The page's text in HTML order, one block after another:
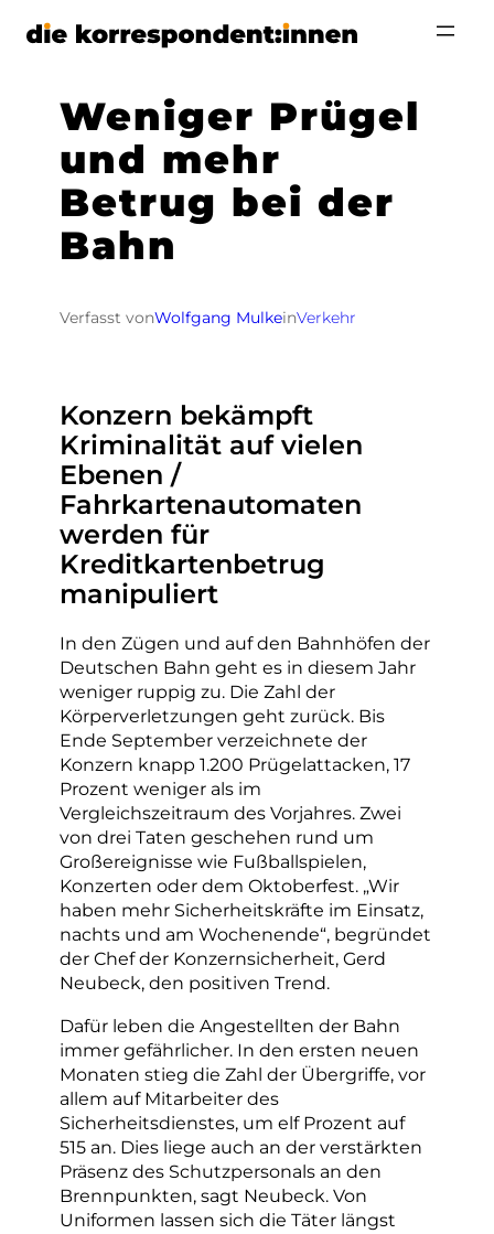
Zum
Weniger Prügel
und mehr
Betrug bei der
Bahn
Verfasst vonWolfgang MulkeinVerkehr
Konzern bekämpft
Kriminalität auf vielen
Ebenen /
Fahrkartenautomaten
werden für
Kreditkartenbetrug
manipuliert
In den Zügen und auf den Bahnhöfen der
Deutschen Bahn geht es in diesem Jahr
weniger ruppig zu. Die Zahl der
Körperverletzungen geht zurück. Bis
Ende September verzeichnete der
Konzern knapp 1.200 Prügelattacken, 17
Prozent weniger als im
Vergleichszeitraum des Vorjahres. Zwei
von drei Taten geschehen rund um
Großereignisse wie Fußballspielen,
Konzerten oder dem Oktoberfest. „Wir
haben mehr Sicherheitskräfte im Einsatz,
nachts und am Wochenende“, begründet
der Chef der Konzernsicherheit, Gerd
Neubeck, den positiven Trend.
Dafür leben die Angestellten der Bahn
immer gefährlicher. In den ersten neuen
Monaten stieg die Zahl der Übergriffe, vor
allem auf Mitarbeiter des
Sicherheitsdienstes, um elf Prozent auf
515 an. Dies liege auch an der verstärkten
Präsenz des Schutzpersonals an den
Brennpunkten, sagt Neubeck. Von
Uniformen lassen sich die Täter längst